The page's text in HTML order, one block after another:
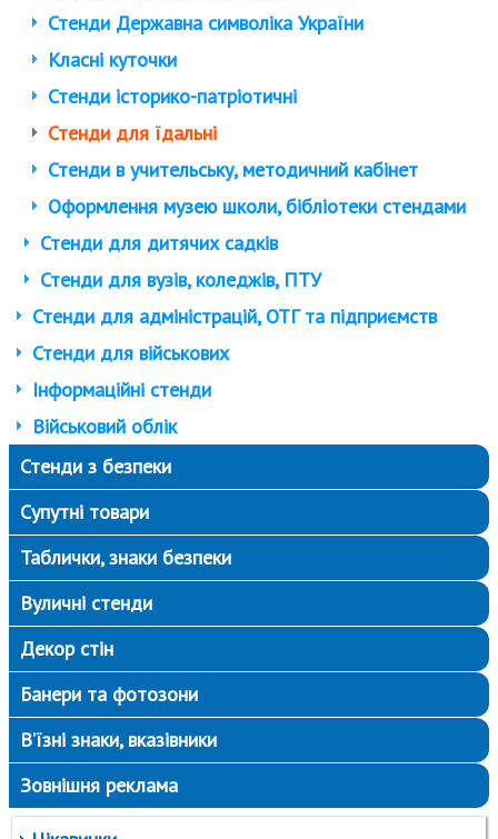
Стенди Державна символіка України
Класні куточки
Стенди історико-патріотичні
Стенди для їдальні
Стенди в учительську, методичний кабінет
Оформлення музею школи, бібліотеки стендами
Стенди для дитячих садків
Стенди для вузів, коледжів, ПТУ
Стенди для адміністрацій, ОТГ та підприємств
Стенди для військових
Інформаційні стенди
Військовий облік
Стенди з безпеки
Супутні товари
Таблички, знаки безпеки
Вуличні стенди
Декор стін
Банери та фотозони
В’їзні знаки, вказівники
Зовнішня реклама